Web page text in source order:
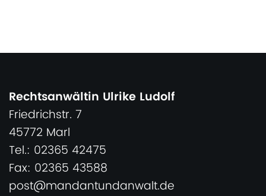
Rechtsanwältin Ulrike Ludolf
Friedrichstr. 7
45772 Marl
Tel.: 02365 42475
Fax: 02365 43588
post@mandantundanwalt.de